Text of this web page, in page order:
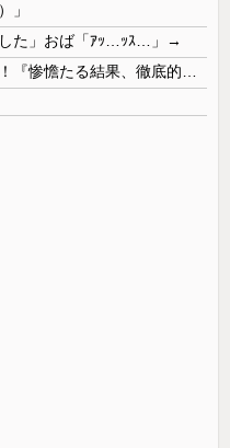
」
た」おば「ｱｯ…ｯｽ…」→